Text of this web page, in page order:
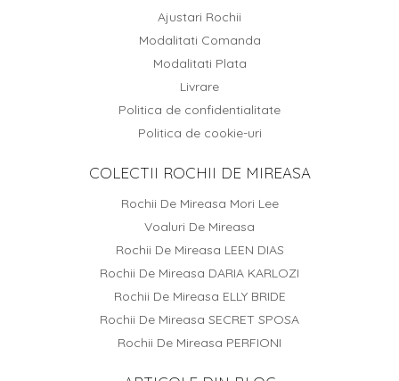
Ajustari Rochii
Modalitati Comanda
Modalitati Plata
Livrare
Politica de confidentialitate
Politica de cookie-uri
COLECTII ROCHII DE MIREASA
Rochii De Mireasa Mori Lee
Voaluri De Mireasa
Rochii De Mireasa LEEN DIAS
Rochii De Mireasa DARIA KARLOZI
Rochii De Mireasa ELLY BRIDE
Rochii De Mireasa SECRET SPOSA
Rochii De Mireasa PERFIONI